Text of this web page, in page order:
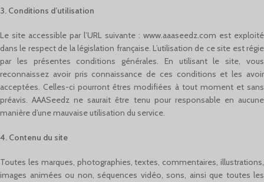
3. Conditions d’utilisation
Le site accessible par l’URL suivante : www.aaaseedz.com est exploité
dans le respect de la législation française. L’utilisation de ce site est régie
par les présentes conditions générales. En utilisant le site, vous
reconnaissez avoir pris connaissance de ces conditions et les avoir
acceptées. Celles-ci pourront êtres modifiées à tout moment et sans
préavis. AAASeedz ne saurait être tenu pour responsable en aucune
manière d’une mauvaise utilisation du service.
4. Contenu du site
Toutes les marques, photographies, textes, commentaires, illustrations,
images animées ou non, séquences vidéo, sons, ainsi que toutes les